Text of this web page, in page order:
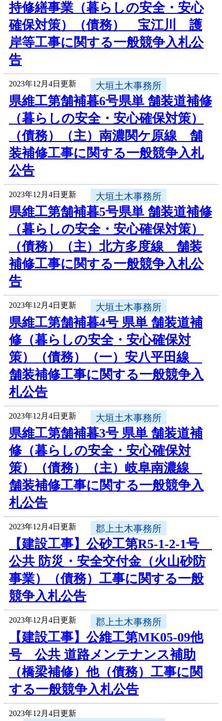
持修繕事業（暮らしの安全・安心
確保対策）（債務） 宝江川 護
岸等工事に関する一般競争入札公
告
2023年12月4日更新 大垣土木事務所
県維工第舗補暮6号県単 舗装道補修
（暮らしの安全・安心確保対策）
（債務）（主）南濃関ケ原線 舗
装補修工事に関する一般競争入札
公告
2023年12月4日更新 大垣土木事務所
県維工第舗補暮5号県単 舗装道補修
（暮らしの安全・安心確保対策）
（債務）（主）北方多度線 舗装
補修工事に関する一般競争入札公
告
2023年12月4日更新 大垣土木事務所
県維工第舗補暮4号 県単 舗装道補
修（暮らしの安全・安心確保対
策）（債務）（一）安八平田線
舗装補修工事に関する一般競争入
札公告
2023年12月4日更新 大垣土木事務所
県維工第舗補暮3号 県単 舗装道補
修（暮らしの安全・安心確保対
策）（債務）（主）岐阜南濃線
舗装補修工事に関する一般競争入
札公告
2023年12月4日更新 郡上土木事務所
【建設工事】公砂工第R5-1-2-1号
公共 防災・安全交付金（火山砂防
事業）（債務）工事に関する一般
競争入札公告
2023年12月4日更新 郡上土木事務所
【建設工事】公維工第MK05-09他
号 公共 道路メンテナンス補助
（橋梁補修）他（債務）工事に関
する一般競争入札公告
2023年12月4日更新